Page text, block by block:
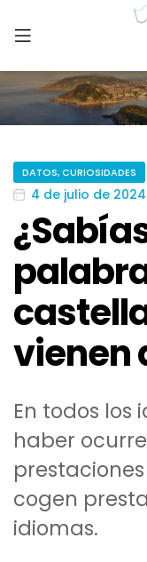
DATOS, CURIOSIDADES
4 de julio de 2024
vienen
En todos los
haber
cogen
idiomas.